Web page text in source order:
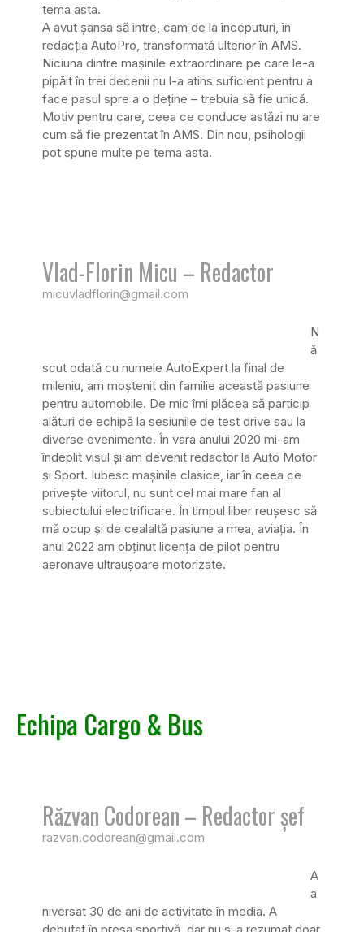
tema asta.
A avut șansa să intre, cam de la începuturi, în
redacția AutoPro, transformată ulterior în AMS.
Niciuna dintre mașinile extraordinare pe care le-a
pipăit în trei decenii nu l-a atins suficient pentru a
face pasul spre a o deține – trebuia să fie unică.
Motiv pentru care, ceea ce conduce astăzi nu are
cum să fie prezentat în AMS. Din nou, psihologii
pot spune multe pe tema asta.
Vlad-Florin Micu – Redactor
micuvladflorin@gmail.com
N
ă
scut odată cu numele AutoExpert la final de
mileniu, am moștenit din familie această pasiune
pentru automobile. De mic îmi plăcea să particip
alături de echipă la sesiunile de test drive sau la
diverse evenimente. În vara anului 2020 mi-am
îndeplit visul și am devenit redactor la Auto Motor
și Sport. Iubesc mașinile clasice, iar în ceea ce
privește viitorul, nu sunt cel mai mare fan al
subiectului electrificare. În timpul liber reușesc să
mă ocup și de cealaltă pasiune a mea, aviația. În
anul 2022 am obținut licența de pilot pentru
aeronave ultraușoare motorizate.
Echipa Cargo & Bus
Răzvan Codorean – Redactor șef
razvan.codorean@gmail.com
A
a
niversat 30 de ani de activitate în media. A